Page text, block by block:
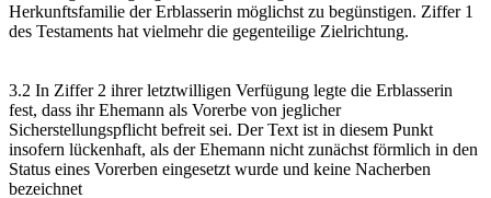
Herkunftsfamilie der Erblasserin möglichst zu begünstigen. Ziffer 1
des Testaments hat vielmehr die gegenteilige Zielrichtung.
3.2 In Ziffer 2 ihrer letztwilligen Verfügung legte die Erblasserin
fest, dass ihr Ehemann als Vorerbe von jeglicher
Sicherstellungspflicht befreit sei. Der Text ist in diesem Punkt
insofern lückenhaft, als der Ehemann nicht zunächst förmlich in den
Status eines Vorerben eingesetzt wurde und keine Nacherben
bezeichnet